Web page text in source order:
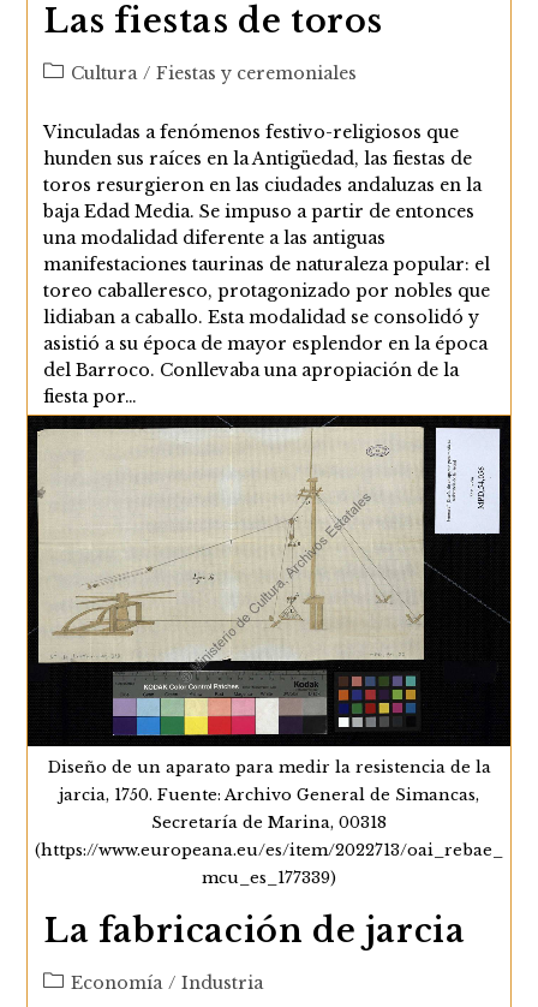
Las fiestas de toros
Categoría
la
entrada:
Cultura / Fiestas y ceremoniales
Vinculadas a fenómenos festivo-religiosos que
hunden sus raíces en la Antigüedad, las fiestas de
toros resurgieron en las ciudades andaluzas en la
baja Edad Media. Se impuso a partir de entonces
una modalidad diferente a las antiguas
manifestaciones taurinas de naturaleza popular: el
toreo caballeresco, protagonizado por nobles que
lidiaban a caballo. Esta modalidad se consolidó y
asistió a su época de mayor esplendor en la época
del Barroco. Conllevaba una apropiación de la
fiesta por…
Continuar LeyendoLas
Fiestas
Diseño de un aparato para medir la resistencia de la
jarcia, 1750. Fuente: Archivo General de Simancas,
Secretaría de Marina, 00318
(https://www.europeana.eu/es/item/2022713/oai_rebae_
mcu_es_177339)
La fabricación de jarcia
Categoría
Economía / Industria